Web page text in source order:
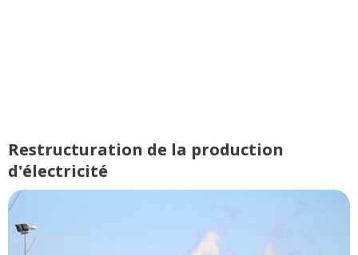
Restructuration de la production
d'électricité